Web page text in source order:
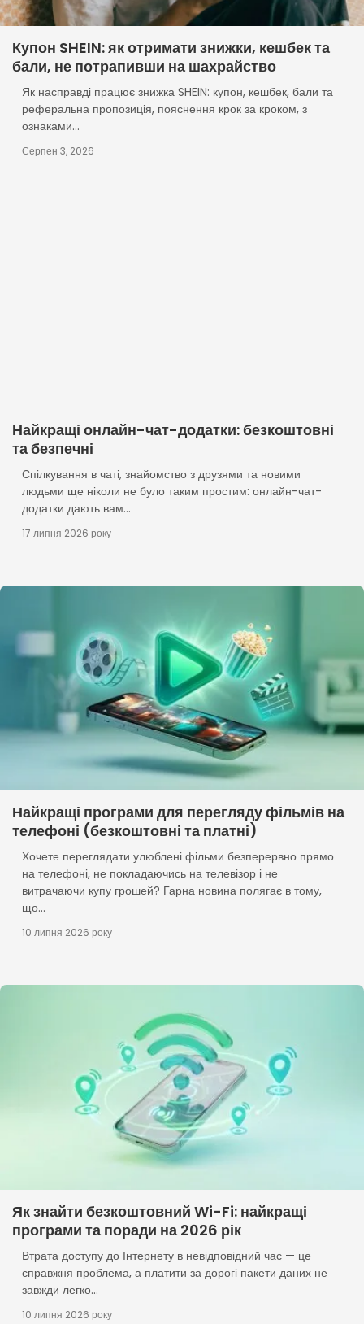
Купон SHEIN: як отримати знижки, кешбек та
бали, не потрапивши на шахрайство
Як насправді працює знижка SHEIN: купон, кешбек, бали та
реферальна пропозиція, пояснення крок за кроком, з
ознаками...
Серпен 3, 2026
Найкращі онлайн-чат-додатки: безкоштовні
та безпечні
Спілкування в чаті, знайомство з друзями та новими
людьми ще ніколи не було таким простим: онлайн-чат-
додатки дають вам...
17 липня 2026 року
Найкращі програми для перегляду фільмів на
телефоні (безкоштовні та платні)
Хочете переглядати улюблені фільми безперервно прямо
на телефоні, не покладаючись на телевізор і не
витрачаючи купу грошей? Гарна новина полягає в тому,
що...
10 липня 2026 року
Як знайти безкоштовний Wi-Fi: найкращі
програми та поради на 2026 рік
Втрата доступу до Інтернету в невідповідний час — це
справжня проблема, а платити за дорогі пакети даних не
завжди легко...
10 липня 2026 року